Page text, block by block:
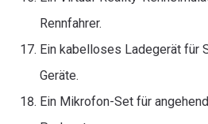
Rennfahrer.
Ein kabelloses Ladegerät für
Geräte.
Ein Mikrofon-Set für